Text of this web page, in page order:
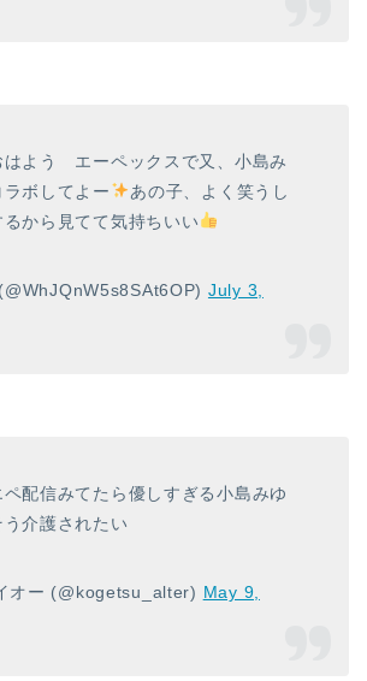
はよう エーペックスで又、小島み
ボしてよー
あの子、よく笑うし
から見てて気持ちいい
July 3,
配信みてたら優しすぎる小島みゆ
介護されたい
オー (@kogetsu_alter) May 9,